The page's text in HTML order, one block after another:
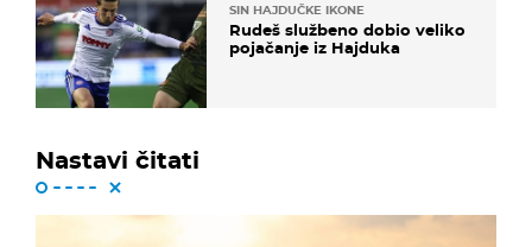
SIN HAJDUČKE IKONE
Rudeš službeno dobio veliko
pojačanje iz Hajduka
Nastavi čitati